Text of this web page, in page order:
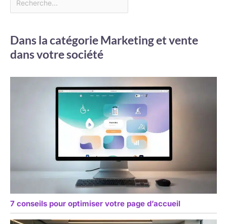
Dans la catégorie Marketing et vente
dans votre société
7 conseils pour optimiser votre page d’accueil